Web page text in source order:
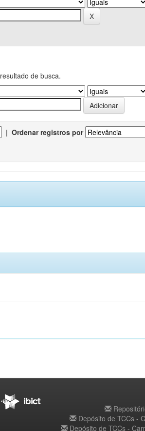
de busca.
| Ordenar registros por
Depósito de TCCs -
Depósito de TCCs -